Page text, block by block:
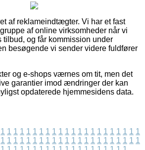
af reklameindtægter. Vi har et fast
af online virksomheder når vi
tilbud, og får kommission under
besøgende vi sender videre fuldfører
og e-shops værnes om tit, men det
garantier imod ændringer der kan
opdaterede hjemmesidens data.
1 1 1 1 1 1 1 1 1 1 1 1 1 1 1 1 1 1 1 1 1 1
1 1 1 1 1 1 1 1 1 1 1 1 1 1 1 1 1 1 1 1 1 1